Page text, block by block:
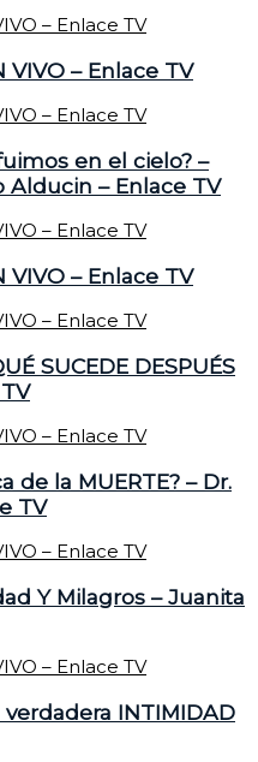
– Enlace TV
en el cielo? –
– Enlace TV
– Enlace TV
SUCEDE DESPUÉS
de la MUERTE? – Dr.
TV
Y Milagros – Juanita
INTIMIDAD